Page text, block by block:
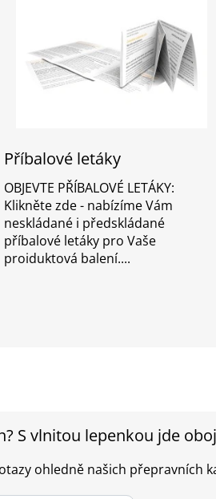
Příbalové letáky
OBJEVTE PŘÍBALOVÉ LETÁKY:
Klikněte zde - nabízíme Vám
neskládané i předskládané
příbalové letáky pro Vaše
proiduktová balení.
S vlnitou lepenkou jde
ohledně našich přepravních